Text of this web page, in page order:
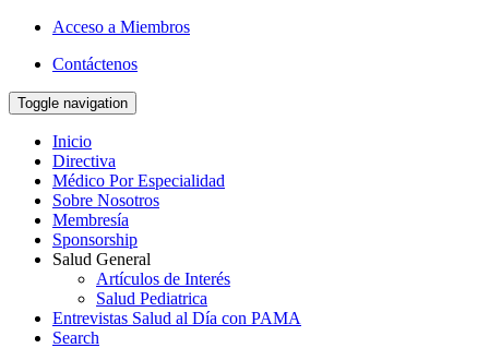
Acceso a Miembros
Contáctenos
Toggle navigation
Inicio
Directiva
Médico Por Especialidad
Sobre Nosotros
Membresía
Sponsorship
Salud General
Artículos de Interés
Salud Pediatrica
Entrevistas Salud al Día con PAMA
Search